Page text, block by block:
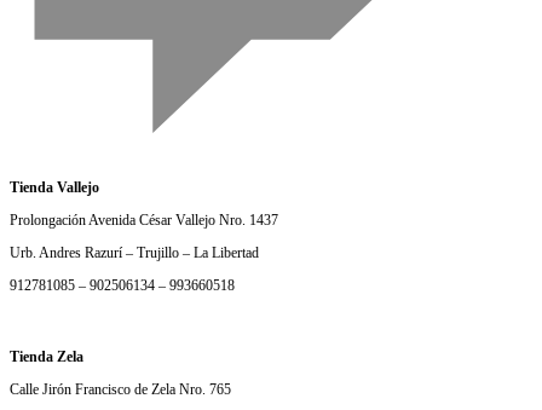
Tienda Vallejo
Prolongación Avenida César Vallejo Nro. 1437
Urb. Andres Razurí – Trujillo – La Libertad
912781085 – 902506134 – 993660518
Tienda Zela
Calle Jirón Francisco de Zela Nro. 765